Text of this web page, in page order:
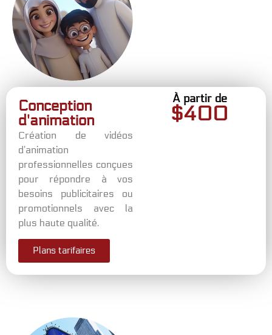
Conception
d'animation
Création de vidéos
d’animation
professionnelles conçues
pour répondre à vos
besoins publicitaires ou
promotionnels avec la
plus haute qualité.
Plans tarifaires
À partir de
$400